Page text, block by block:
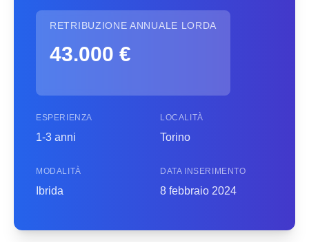
RETRIBUZIONE ANNUALE LORDA
43.000 €
ESPERIENZA
1-3 anni
LOCALITÀ
Torino
MODALITÀ
Ibrida
DATA INSERIMENTO
8 febbraio 2024